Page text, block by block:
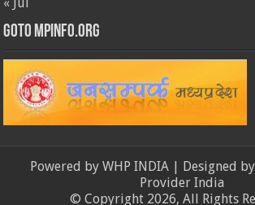
GOTO MPINFO.ORG
Powered by WHP INDIA | Designed by
Provider India
© Copyright 2026, All Rights